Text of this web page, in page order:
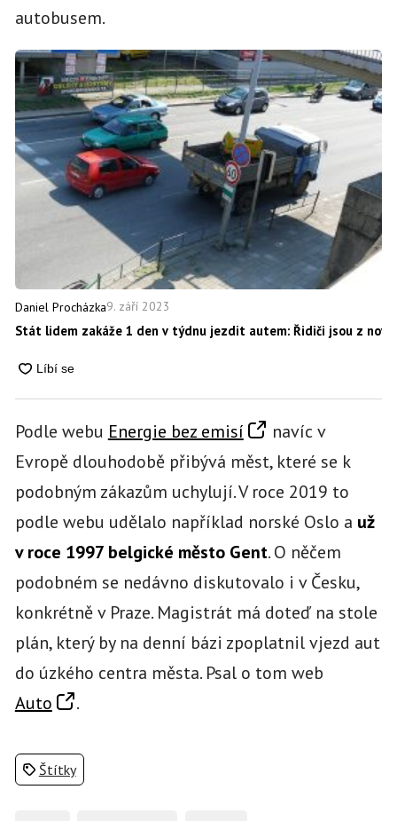
autobusem.
Daniel Procházka9. září 2023
Stát lidem zakáže 1 den v týdnu jezdit autem: Řidiči jsou z
Podle webu Energie bez emisí
navíc v
Evropě dlouhodobě přibývá měst, které se k
podobným zákazům uchylují. V roce 2019 to
podle webu udělalo například norské Oslo a už
v roce 1997 belgické město Gent. O něčem
podobném se nedávno diskutovalo i v Česku,
konkrétně v Praze. Magistrát má doteď na stole
plán, který by na denní bázi zpoplatnil vjezd aut
do úzkého centra města. Psal o tom web
Auto
.
Štítky